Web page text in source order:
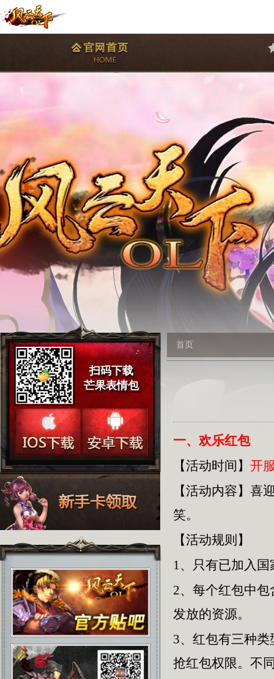
扫码下载
芒果表情包
首页
一、欢乐红包
【活动时间】 开
【活动内容】 喜
笑。
【活动规则】
1、只有已加入
2、每个红包中
发放的资源。
3、红包有三种
抢红包权限。不